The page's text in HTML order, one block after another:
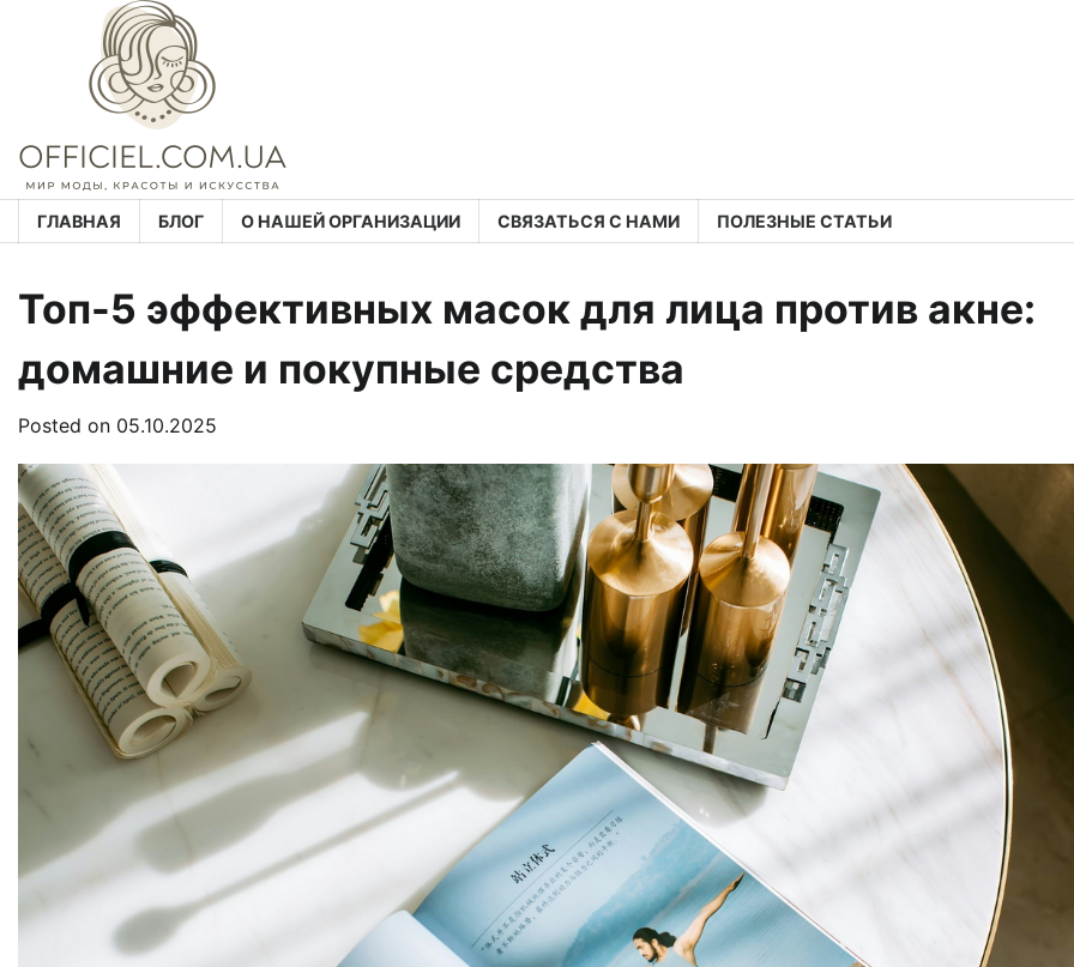
ГЛАВНАЯ БЛОГ О НАШЕЙ ОРГАНИЗАЦИИ СВЯЗАТЬСЯ С НАМИ ПОЛЕЗНЫЕ СТАТЬИ
Топ-5 эффективных масок для лица против акне:
домашние и покупные средства
Posted on 05.10.2025